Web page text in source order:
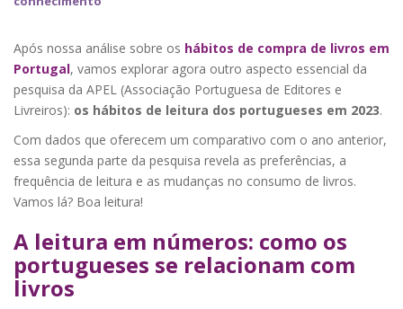
Após nossa análise sobre os hábitos de compra de livros em
Portugal, vamos explorar agora outro aspecto essencial da
pesquisa da APEL (Associação Portuguesa de Editores e
Livreiros): os hábitos de leitura dos portugueses em 2023.
Com dados que oferecem um comparativo com o ano anterior,
essa segunda parte da pesquisa revela as preferências, a
frequência de leitura e as mudanças no consumo de livros.
Vamos lá? Boa leitura!
A leitura em números: como os
portugueses se relacionam com
livros